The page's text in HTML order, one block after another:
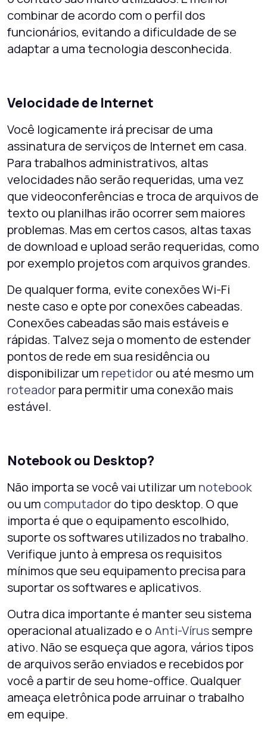
combinar de acordo com o perfil dos
funcionários, evitando a dificuldade de se
adaptar a uma tecnologia desconhecida.
Velocidade de Internet
Você logicamente irá precisar de uma
assinatura de serviços de Internet em casa.
Para trabalhos administrativos, altas
velocidades não serão requeridas, uma vez
que videoconferências e troca de arquivos de
texto ou planilhas irão ocorrer sem maiores
problemas. Mas em certos casos, altas taxas
de download e upload serão requeridas, como
por exemplo projetos com arquivos grandes.
De qualquer forma, evite conexões Wi-Fi
neste caso e opte por conexões cabeadas.
Conexões cabeadas são mais estáveis e
rápidas. Talvez seja o momento de estender
pontos de rede em sua residência ou
disponibilizar um repetidorou até mesmo um
roteadorpara permitir uma conexão mais
estável.
Notebook ou Desktop?
Não importa se você vai utilizar um notebook
ou um computadordo tipo desktop. O que
importa é que o equipamento escolhido,
suporte os softwares utilizados no trabalho.
Verifique junto à empresa os requisitos
mínimos que seu equipamento precisa para
suportar os softwares e aplicativos.
Outra dica importante é manter seu sistema
operacional atualizado e o Anti-Vírussempre
ativo. Não se esqueça que agora, vários tipos
de arquivos serão enviados e recebidos por
você a partir de seu home-office. Qualquer
ameaça eletrônica pode arruinar o trabalho
em equipe.